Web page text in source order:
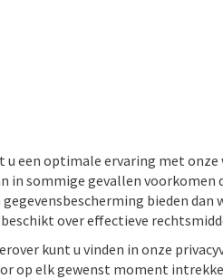
u een optimale ervaring met
in sommige gevallen voorkomen
gegevensbescherming bieden
over effectieve
kunt u vinden in onze
op elk gewenst moment